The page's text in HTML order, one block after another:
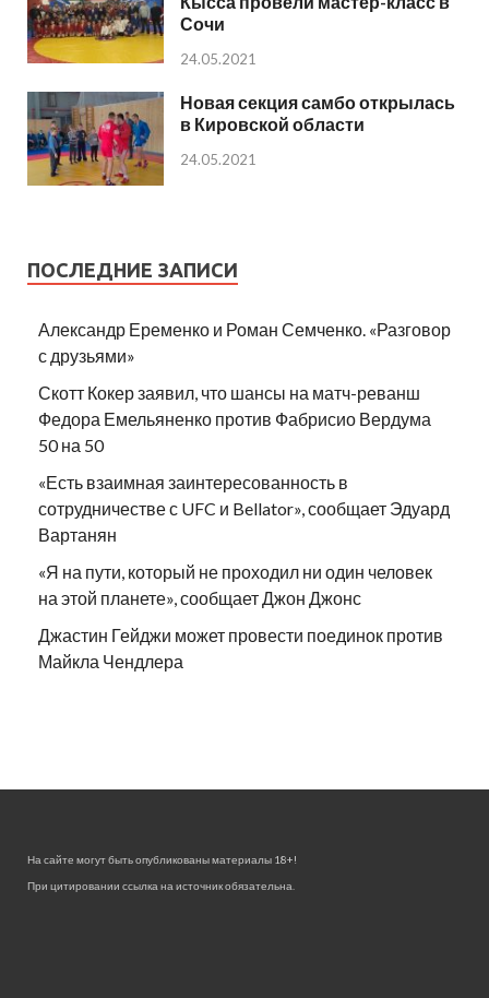
Сочи
24.05.2021
Новая секция самбо открылась
в Кировской области
24.05.2021
ПОСЛЕДНИЕ ЗАПИСИ
Александр Еременко и Роман Семченко. «Разговор
с друзьями»
Скотт Кокер заявил, что шансы на матч-реванш
Федора Емельяненко против Фабрисио Вердума
50 на 50
«Есть взаимная заинтересованность в
сотрудничестве с UFC и Bellator», сообщает Эдуард
Вартанян
«Я на пути, который не проходил ни один человек
на этой планете», сообщает Джон Джонс
Джастин Гейджи может провести поединок против
Майкла Чендлера
На сайте могут быть опубликованы материалы 18+!
При цитировании ссылка на источник обязательна.